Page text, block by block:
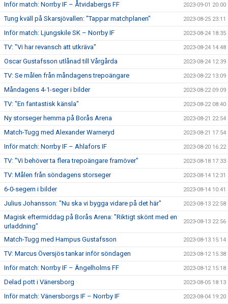
Inför match: Norrby IF – Åtvidabergs FF 2023-09-01 20:00
Tung kväll på Skarsjövallen: "Tappar matchplanen" 2023-08-25 23:11
Inför match: Ljungskile SK – Norrby IF 2023-08-24 18:35
TV: "Vi har revansch att utkräva" 2023-08-24 14:48
Oscar Gustafsson utlånad till Vårgårda 2023-08-24 12:39
TV: Se målen från måndagens trepoängare 2023-08-22 13:09
Måndagens 4-1-seger i bilder 2023-08-22 09:09
TV: "En fantastisk känsla" 2023-08-22 08:40
Ny storseger hemma på Borås Arena 2023-08-21 22:54
Match-Tugg med Alexander Warneryd 2023-08-21 17:54
Inför match: Norrby IF – Ahlafors IF 2023-08-20 16:22
TV: "Vi behöver ta flera trepoängare framöver" 2023-08-18 17:33
TV: Målen från söndagens storseger 2023-08-14 12:31
6-0-segern i bilder 2023-08-14 10:41
Julius Johansson: "Nu ska vi bygga vidare på det här" 2023-08-13 22:58
Magisk eftermiddag på Borås Arena: "Riktigt skönt med en
urladdning"
2023-08-13 22:56
Match-Tugg med Hampus Gustafsson 2023-08-13 15:14
TV: Marcus Översjös tankar inför söndagen 2023-08-12 15:38
Inför match: Norrby IF – Ängelholms FF 2023-08-12 15:18
Delad pott i Vänersborg 2023-08-05 18:13
Inför match: Vänersborgs IF – Norrby IF 2023-08-04 19:20